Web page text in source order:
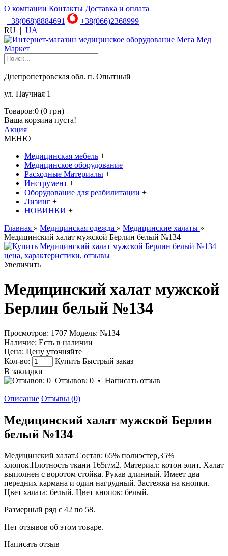
О компании Контакты Доставка и оплата
+38(068)8884691
+38(066)2368999
RU | UA
Днепропетровская обл. п. Опытный
ул. Научная 1
Товаров:0 (0 грн)
Ваша корзина пуста!
Акция
МЕНЮ
Медицинская мебель +
Медицинское оборудование +
Расходные Материалы +
Инструмент +
Оборудование для реабилитации +
Лизинг +
НОВИНКИ +
Главная » Медицинская одежда » Медицинские халаты »
Медицинский халат мужской Берлин белый №134
Увеличить
Медицинский халат мужской
Берлин белый №134
Просмотров: 1707 Модель: №134
Наличие: Есть в наличии
Цена: Цену уточняйте
Кол-во:
Купить Быстрый заказ
В закладки
Отзывов: 0 • Написать отзыв
Описание Отзывы (0)
Медицинский халат мужской Берлин
белый №134
Медицинский халат.Состав: 65% полиэстер,35%
хлопок.Плотность ткани 165г/м2. Материал: котон элит. Халат
выполнен с воротом стойка. Рукав длинный. Имеет два
передних кармана и один нагрудный. Застежка на кнопки.
Цвет халата: белый. Цвет кнопок: белый.
Размерный ряд с 42 по 58.
Нет отзывов об этом товаре.
Написать отзыв